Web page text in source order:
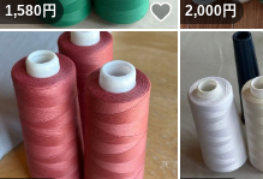
1,580円 いいね！
2,000円